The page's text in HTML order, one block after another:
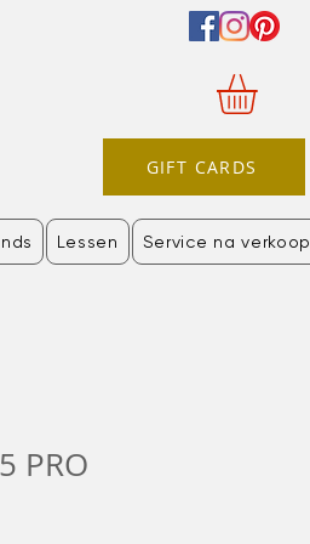
GIFT CARDS
Lessen Service na verkoop
PRO